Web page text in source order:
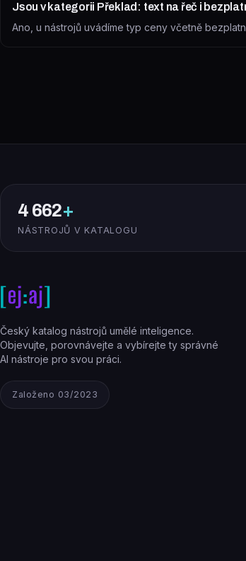
Jsou v kategorii Překlad: text na řeč i
Ano, u nástrojů uvádíme typ ceny včetně
4 662+
NÁSTROJŮ V KATALOGU
Český katalog nástrojů umělé inteligence.
Objevujte, porovnávejte a vybírejte ty správné
AI nástroje pro svou práci.
Založeno 03/2023